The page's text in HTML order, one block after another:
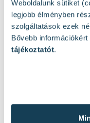
Weboldalunk sütiket
legjobb élményben
szolgáltatások ezek
Bővebb
tájékoztatót.
Mások